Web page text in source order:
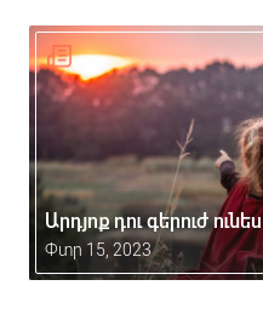
Արդյոք դու գերուժ ունես
Փտր 15, 2023